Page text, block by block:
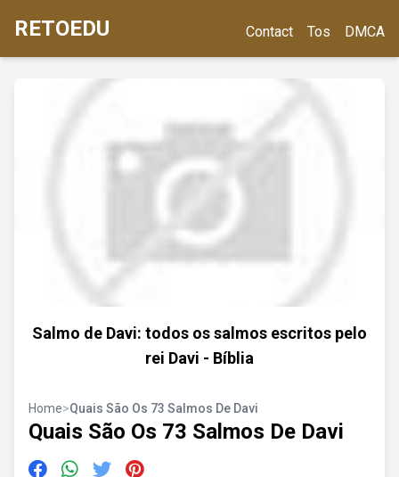
RETOEDU Contact Tos DMCA
Salmo de Davi: todos os salmos escritos pelo
rei Davi - Bíblia
Home>Quais São Os 73 Salmos De Davi
Quais São Os 73 Salmos De Davi